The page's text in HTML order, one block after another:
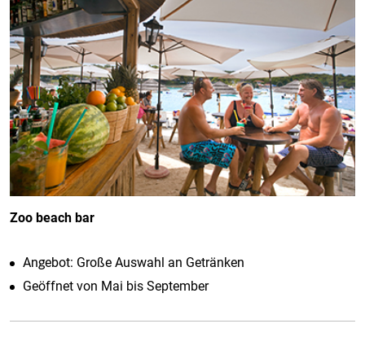
Zoo beach bar
Angebot: Große Auswahl an Getränken
Geöffnet von Mai bis September